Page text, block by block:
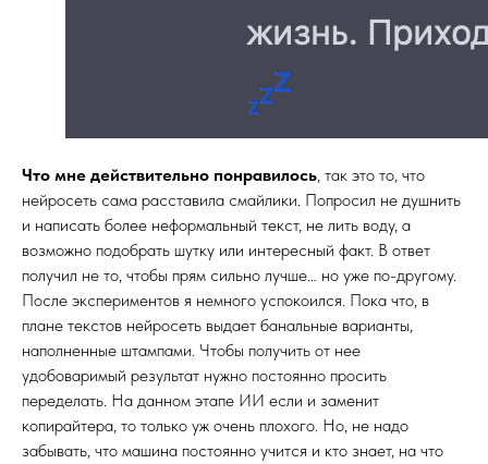
Что мне действительно понравилось, так это то, что
нейросеть сама расставила смайлики. Попросил не душнить
и написать более неформальный текст, не лить воду, а
возможно подобрать шутку или интересный факт. В ответ
получил не то, чтобы прям сильно лучше… но уже по-другому.
После экспериментов я немного успокоился. Пока что, в
плане текстов нейросеть выдает банальные варианты,
наполненные штампами. Чтобы получить от нее
удобоваримый результат нужно постоянно просить
переделать. На данном этапе ИИ если и заменит
копирайтера, то только уж очень плохого. Но, не надо
забывать, что машина постоянно учится и кто знает, на что